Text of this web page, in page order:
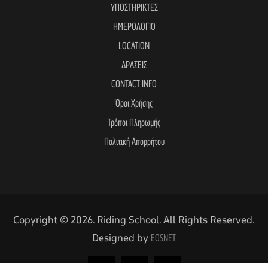
ΥΠΟΣΤΗΡΙΚΤΕΣ
ΗΜΕΡΟΛΟΓΙΟ
LOCATION
ΔΡΑΣΕΙΣ
CONTACT INFO
Όροι Χρήσης
Τρόποι Πληρωμής
Πολιτική Απορρήτου
Copyright © 2026. Riding School. All Rights Reserved.
Designed by EOSNET